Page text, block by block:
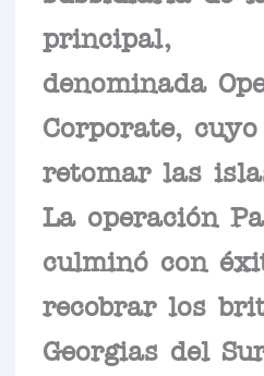
principal,
denominada
Corporate,
retomar las
La operación
culminó con
recobrar los
Georgias del